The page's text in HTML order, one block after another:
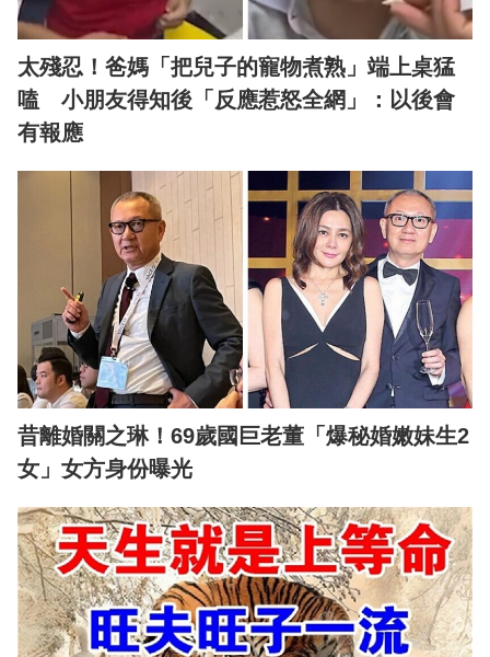
太殘忍！爸媽「把兒子的寵物煮熟」端上桌猛
嗑 小朋友得知後「反應惹怒全網」：以後會
有報應
昔離婚關之琳！69歲國巨老董「爆秘婚嫩妹生2
女」女方身份曝光